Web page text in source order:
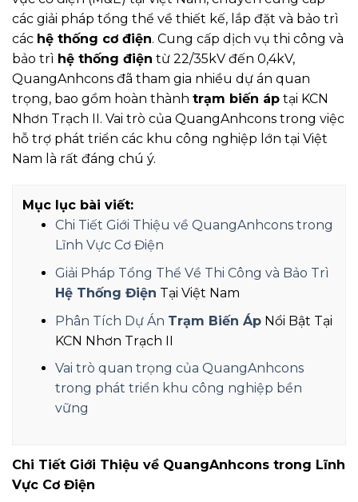
các giải pháp tổng thể về thiết kế, lắp đặt và bảo trì
các hệ thống cơ điện. Cung cấp dịch vụ thi công và
bảo trì hệ thống điện từ 22/35kV đến 0,4kV,
QuangAnhcons đã tham gia nhiều dự án quan
trọng, bao gồm hoàn thành trạm biến áp tại KCN
Nhơn Trạch II. Vai trò của QuangAnhcons trong việc
hỗ trợ phát triển các khu công nghiệp lớn tại Việt
Nam là rất đáng chú ý.
Mục lục bài viết:
Chi Tiết Giới Thiệu về QuangAnhcons trong
Lĩnh Vực Cơ Điện
Giải Pháp Tổng Thể Về Thi Công và Bảo Trì
Hệ Thống Điện Tại Việt Nam
Phân Tích Dự Án Trạm Biến ÁpNổi Bật Tại
KCN Nhơn Trạch II
Vai trò quan trọng của QuangAnhcons
trong phát triển khu công nghiệp bền
vững
Chi Tiết Giới Thiệu về QuangAnhcons trong Lĩnh
Vực Cơ Điện